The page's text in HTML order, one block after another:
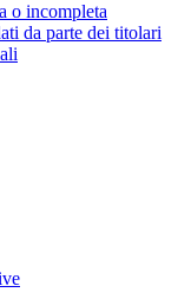
o incompleta
da parte dei titolari